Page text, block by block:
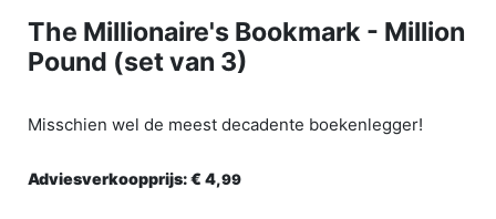
The Millionaire's Bookmark - Million
Pound (set van 3)
Misschien wel de meest decadente boekenlegger!
Adviesverkoopprijs:€ 4,99